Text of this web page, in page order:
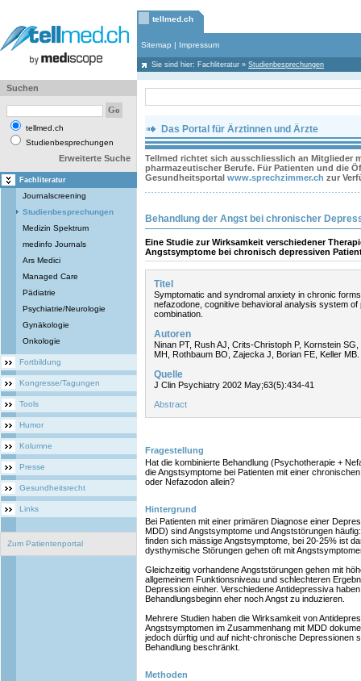
tellmed.ch
Sitemap | Impressum
Sie sind hier: Fachliteratur » Studienbesprechungen
Suchen
tellmed.ch
Studienbesprechungen
Erweiterte Suche
Fachliteratur
Journalscreening
Studienbesprechungen
Medizin Spektrum
medinfo Journals
Ars Medici
Managed Care
Pädiatrie
Psychiatrie/Neurologie
Gynäkologie
Onkologie
Fortbildung
Kongresse/Tagungen
Tools
Humor
Kolumne
Presse
Gesundheitsrecht
Links
Zum Patientenportal
Das Portal für Ärztinnen und Ärzte
Tellmed richtet sich ausschliesslich an Mitglieder
pharmazeutischer Berufe. Für Patienten und die
Gesundheitsportal www.sprechzimmer.ch zur
Behandlung der Angst bei chronischer
Eine Studie zur Wirksamkeit verschiedener
Angstsymptome bei chronisch depressiven
Titel
Symptomatic and syndromal anxiety in chronic
nefazodone, cognitive behavioral analysis system
combination.
Autoren
Ninan PT, Rush AJ, Crits-Christoph P, Kornstein
MH, Rothbaum BO, Zajecka J, Borian FE, Keller MB.
Quelle
J Clin Psychiatry 2002 May;63(5):434-41
Abstract
Fragestellung
Hat die kombinierte Behandlung (Psychotherapie +
die Angstsymptome bei Patienten mit einer
oder Nefazodon allein?
Hintergrund
Bei Patienten mit einer primären Diagnose einer
MDD) sind Angstsymptome und Angststörungen
finden sich mässige Angstsymptome, bei 20-25% ist
dysthymische Störungen gehen oft mit
Gleichzeitig vorhandene Angststörungen gehen mit
allgemeinem Funktionsniveau und schlechteren
Depression einher. Verschiedene Antidepressiva
Behandlungsbeginn eher noch Angst zu induzieren.
Mehrere Studien haben die Wirksamkeit von
Angstsymptomen im Zusammenhang mit MDD
jedoch dürftig und auf nicht-chronische Depressionen
Behandlung beschränkt.
Methoden